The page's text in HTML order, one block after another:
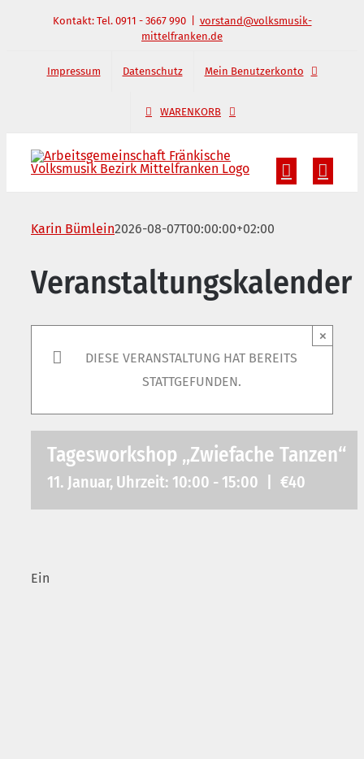
springen
Kontakt: Tel. 0911 - 3667 990
vorstand@volksmusik-
mittelfranken.de
Impressum Datenschutz Mein Benutzerkonto
WARENKORB
Karin Bümlein2026-08-07T00:00:00+02:00
Veranstaltungskalender
DIESE VERANSTALTUNG HAT BEREITS
STATTGEFUNDEN.
×
Tagesworkshop „Zwiefache Tanzen“
11. Januar, Uhrzeit: 10:00 - 15:00 €40
Ein